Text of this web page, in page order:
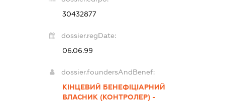
30432877
dossier.regDate:
06.06.99
dossier.foundersAndBenef:
КІНЦЕВИЙ БЕНЕФІЦІАРНИЙ
ВЛАСНИК (КОНТРОЛЕР) -